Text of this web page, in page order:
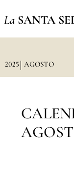
La SANTA
2025 AGOSTO